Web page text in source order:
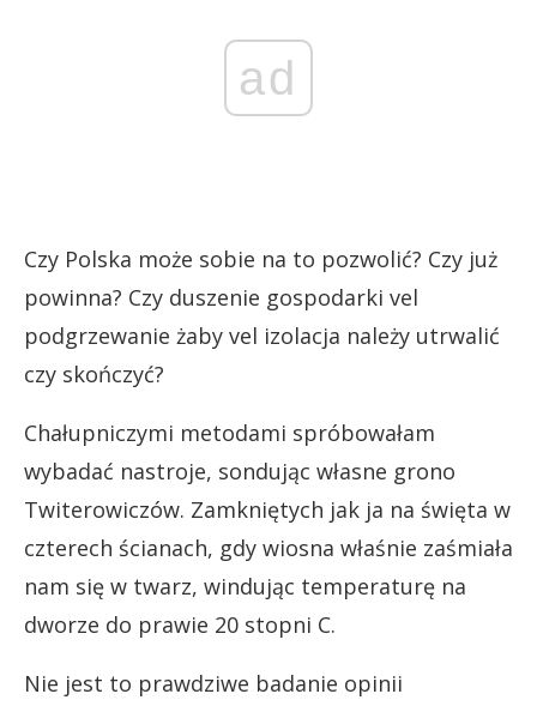
ad
Czy Polska może sobie na to pozwolić? Czy już
powinna? Czy duszenie gospodarki vel
podgrzewanie żaby vel izolacja należy utrwalić
czy skończyć?
Chałupniczymi metodami spróbowałam
wybadać nastroje, sondując własne grono
Twiterowiczów. Zamkniętych jak ja na święta w
czterech ścianach, gdy wiosna właśnie zaśmiała
nam się w twarz, windując temperaturę na
dworze do prawie 20 stopni C.
Nie jest to prawdziwe badanie opinii